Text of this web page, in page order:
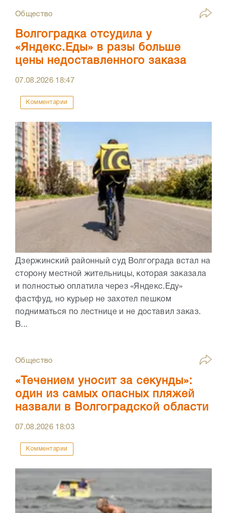
Общество
Волгоградка отсудила у
«Яндекс.Еды» в разы больше
цены недоставленного заказа
07.08.2026 18:47
Комментарии
Дзержинский районный суд Волгограда встал на
сторону местной жительницы, которая заказала
и полностью оплатила через «Яндекс.Еду»
фастфуд, но курьер не захотел пешком
подниматься по лестнице и не доставил заказ.
В...
Общество
«Течением уносит за секунды»:
один из самых опасных пляжей
назвали в Волгоградской области
07.08.2026 18:03
Комментарии